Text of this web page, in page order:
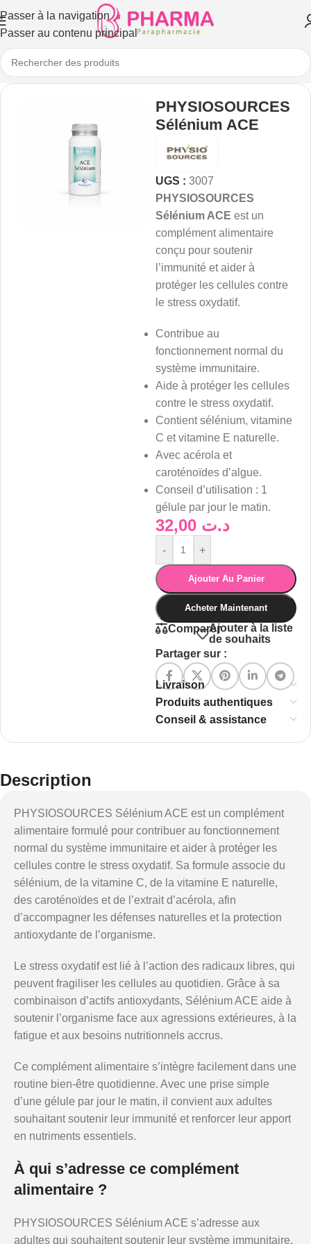
Passer à la navigation
Passer au contenu principal
PHYSIOSOURCES
Sélénium ACE
UGS : 3007
PHYSIOSOURCES
Sélénium ACE est un
complément alimentaire
conçu pour soutenir
l’immunité et aider à
protéger les cellules contre
le stress oxydatif.
Contribue au
fonctionnement normal du
système immunitaire.
Aide à protéger les cellules
contre le stress oxydatif.
Contient sélénium, vitamine
C et vitamine E naturelle.
Avec acérola et
caroténoïdes d’algue.
Conseil d’utilisation : 1
gélule par jour le matin.
د.ت
- +
Ajouter Au Panier
Acheter Maintenant
ComparerAjouter à la liste
de souhaits
Partager sur :
Livraison
Produits authentiques
Conseil & assistance
Description
PHYSIOSOURCES Sélénium ACE est un complément
alimentaire formulé pour contribuer au fonctionnement
normal du système immunitaire et aider à protéger les
cellules contre le stress oxydatif. Sa formule associe du
sélénium, de la vitamine C, de la vitamine E naturelle,
des caroténoïdes et de l’extrait d’acérola, afin
d’accompagner les défenses naturelles et la protection
antioxydante de l’organisme.
Le stress oxydatif est lié à l’action des radicaux libres, qui
peuvent fragiliser les cellules au quotidien. Grâce à sa
combinaison d’actifs antioxydants, Sélénium ACE aide à
soutenir l’organisme face aux agressions extérieures, à la
fatigue et aux besoins nutritionnels accrus.
Ce complément alimentaire s’intègre facilement dans une
routine bien-être quotidienne. Avec une prise simple
d’une gélule par jour le matin, il convient aux adultes
souhaitant soutenir leur immunité et renforcer leur apport
en nutriments essentiels.
À qui s’adresse ce complément
alimentaire ?
PHYSIOSOURCES Sélénium ACE s’adresse aux
adultes qui souhaitent soutenir leur système immunitaire,